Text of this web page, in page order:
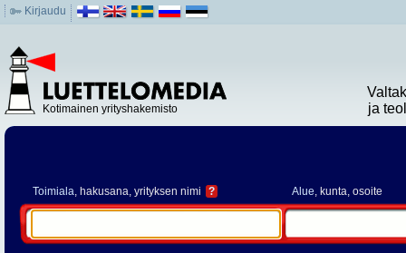
Kirjaudu
Kotimainen yrityshakemisto
ja
Toimiala, hakusana, yrityksen nimi ? Alue, kunta, osoite